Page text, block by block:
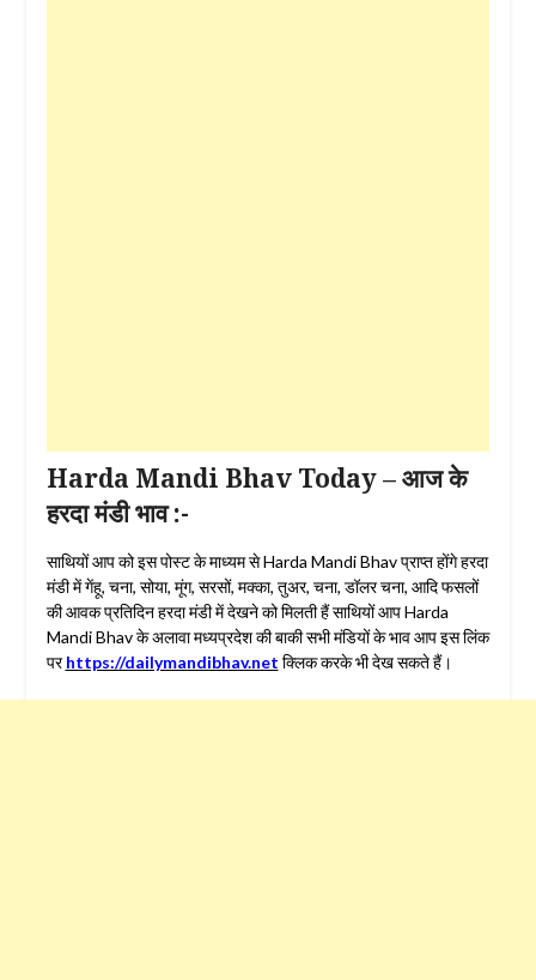
Harda Mandi Bhav Today – आज के
हरदा मंडी भाव :-
साथियों आप को इस पोस्ट के माध्यम से Harda Mandi Bhav प्राप्त होंगे हरदा
मंडी में गेंहू, चना, सोया, मूंग, सरसों, मक्का, तुअर, चना, डॉलर चना, आदि फसलों
की आवक प्रतिदिन हरदा मंडी में देखने को मिलती हैं साथियों आप Harda
Mandi Bhav के अलावा मध्यप्रदेश की बाकी सभी मंडियों के भाव आप इस लिंक
परhttps://dailymandibhav.net क्लिक करके भी देख सकते हैं।